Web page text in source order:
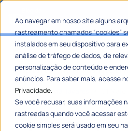
Ao navegar em nosso site alguns
rastreamento chamados “cookies”
instalados em seu dispositivo para
análise de tráfego de dados, de
personalização de conteúdo e
anúncios. Para saber mais, acesse
Privacidade.
Se você recusar, suas informações
rastreadas quando você acessar
cookie simples será usado em seu
Governo aberto: o
importância na
PorMaria Flávia Tavares
6 Min De Leitura